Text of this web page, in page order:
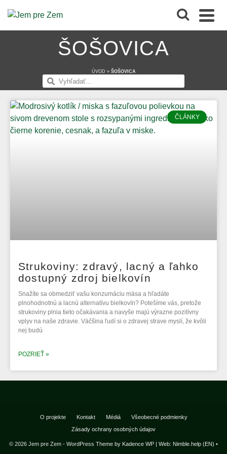
ŠOŠOVICA
ÚVOD » ŠOŠOVICA
ČLÁNKY
Strukoviny: zdravý, lacný a ľahko
dostupný zdroj bielkovín
Snažíte sa obmedziť vašu konzumáciu mäsa a hľadáte
plnohodnotnú a lacnú alternatívu bielkovín? Potešíme vás, pretože
strukoviny plnia tieto očakávania a navyše majú výrazne pozitívny
vplyv na naše zdravie. Väčšina ľudí si o zdravej strave myslí, že kvôli
nej budú
POZRIEŤ »
O projekte Kontakt Médiá
Všeobecné podmienky
Zásady ochrany osobných údajov
© 2026 Jem pre Zem - WordPress Theme by Kadence WP | Web: Nimble.help (EN) •